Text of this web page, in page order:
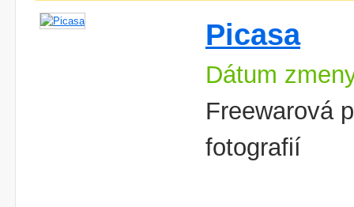
Picasa
Dátum
Freewarová
fotografií